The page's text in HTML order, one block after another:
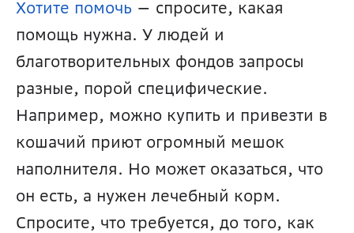
Хотите помочь — спросите, какая
помощь нужна. У людей и
благотворительных фондов запросы
разные, порой специфические.
Например, можно купить и привезти в
кошачий приют огромный мешок
наполнителя. Но может оказаться, что
он есть, а нужен лечебный корм.
Спросите, что требуется, до того, как